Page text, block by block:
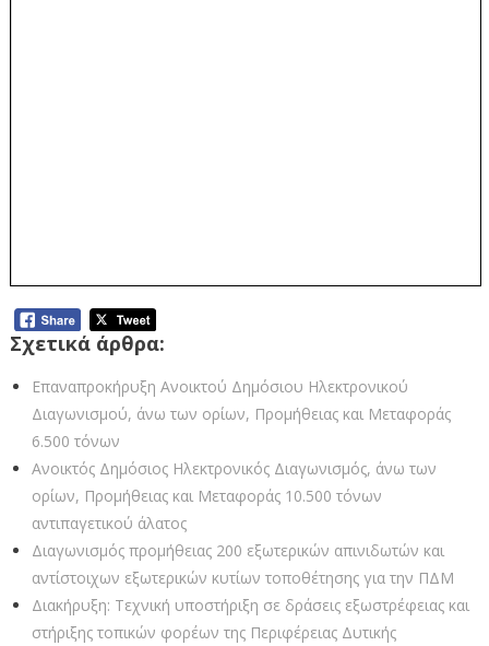
Σχετικά άρθρα:
Επαναπροκήρυξη Ανοικτού Δημόσιου Ηλεκτρονικού
Διαγωνισμού, άνω των ορίων, Προμήθειας και Μεταφοράς
6.500 τόνων
Ανοικτός Δημόσιος Ηλεκτρονικός Διαγωνισμός, άνω των
ορίων, Προμήθειας και Μεταφοράς 10.500 τόνων
αντιπαγετικού άλατος
Διαγωνισμός προμήθειας 200 εξωτερικών απινιδωτών και
αντίστοιχων εξωτερικών κυτίων τοποθέτησης για την ΠΔΜ
Διακήρυξη: Τεχνική υποστήριξη σε δράσεις εξωστρέφειας και
στήριξης τοπικών φορέων της Περιφέρειας Δυτικής